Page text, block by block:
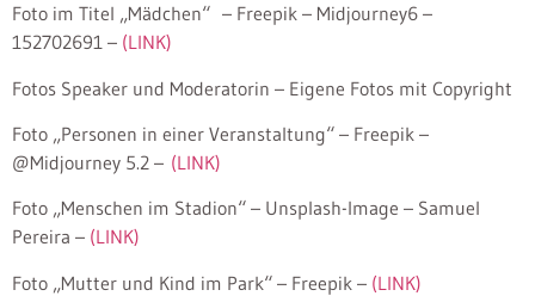
Foto im Titel „Mädchen“ – Freepik – Midjourney6 –
152702691 – (LINK)
Fotos Speaker und Moderatorin – Eigene Fotos mit Copyright
Foto „Personen in einer Veranstaltung“ – Freepik –
@Midjourney 5.2 – (LINK)
Foto „Menschen im Stadion“ – Unsplash-Image – Samuel
Pereira – (LINK)
Foto „Mutter und Kind im Park“ – Freepik – (LINK)